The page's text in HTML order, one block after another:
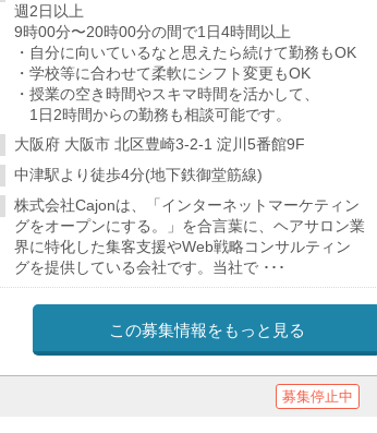
週2日以上
9時00分〜20時00分の間で1日4時間以上
・自分に向いているなと思えたら続けて勤務もOK
・学校等に合わせて柔軟にシフト変更もOK
・授業の空き時間やスキマ時間を活かして、
1日2時間からの勤務も相談可能です。
大阪府 大阪市 北区豊崎3-2-1 淀川5番館9F
中津駅より徒歩4分(地下鉄御堂筋線)
株式会社Cajonは、「インターネットマーケティン
グをオープンにする。」を合言葉に、ヘアサロン業
界に特化した集客支援やWeb戦略コンサルティン
グを提供している会社です。当社で ･･･
この募集情報をもっと見る
募集停止中